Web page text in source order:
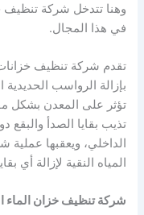
وهنا تتدخل شركة تنظيف
في هذا المجال.
تقدم شركة تنظيف
بإزالة الرواسب
تؤثر على المعدن بشكل
تذيب بقايا الصدأ
الداخلي، ويعقبها
المياه النقية لإزالة أي
شركة تنظيف خزان الماء